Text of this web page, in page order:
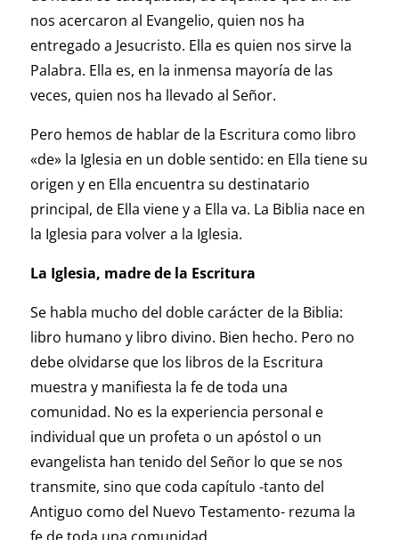
nos acercaron al Evangelio, quien nos ha
entregado a Jesucristo. Ella es quien nos sirve la
Palabra. Ella es, en la inmensa mayoría de las
veces, quien nos ha llevado al Señor.
Pero hemos de hablar de la Escritura como libro
«de» la Iglesia en un doble sentido: en Ella tiene su
origen y en Ella encuentra su destinatario
principal, de Ella viene y a Ella va. La Biblia nace en
la Iglesia para volver a la Iglesia.
La Iglesia, madre de la Escritura
Se habla mucho del doble carácter de la Biblia:
libro humano y libro divino. Bien hecho. Pero no
debe olvidarse que los libros de la Escritura
muestra y manifiesta la fe de toda una
comunidad. No es la experiencia personal e
individual que un profeta o un apóstol o un
evangelista han tenido del Señor lo que se nos
transmite, sino que coda capítulo -tanto del
Antiguo como del Nuevo Testamento- rezuma la